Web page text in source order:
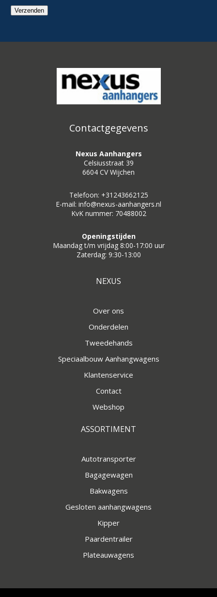
Verzenden
Contactgegevens
Nexus Aanhangers
Celsiusstraat 39
6604 CV Wijchen
Telefoon: +31243662125
E-mail: info@nexus-aanhangers.nl
KvK nummer: 70488002
Openingstijden
Maandag t/m vrijdag 8:00-17:00 uur
Zaterdag: 9:30-13:00
NEXUS
Over ons
Onderdelen
Tweedehands
Speciaalbouw Aanhangwagens
Klantenservice
Contact
Webshop
ASSORTIMENT
Autotransporter
Bagagewagen
Bakwagens
Gesloten aanhangwagens
Kipper
Paardentrailer
Plateauwagens